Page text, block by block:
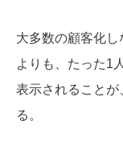
大多数の顧客化
よりも、たった1
表示されること
る。